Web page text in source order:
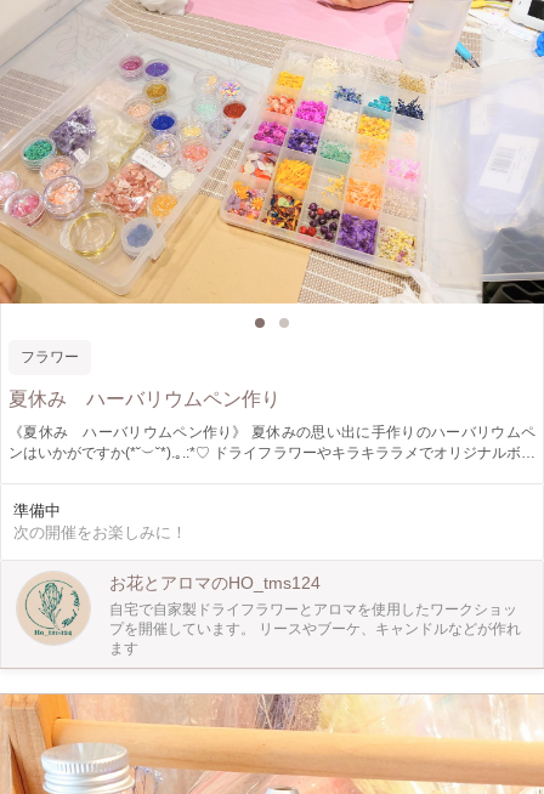
フラワー
夏休み ハーバリウムペン作り
《夏休み ハーバリウムペン作り》 夏休みの思い出に手作りのハーバリウムペ
ンはいかがですか(*˘︶˘*).｡.:*♡ ドライフラワーやキラキララメでオリジナルボー
準備中
次の開催をお楽しみに！
お花とアロマのHO_tms124
自宅で自家製ドライフラワーとアロマを使用したワークショッ
プを開催しています。 リースやブーケ、キャンドルなどが作れ
ます